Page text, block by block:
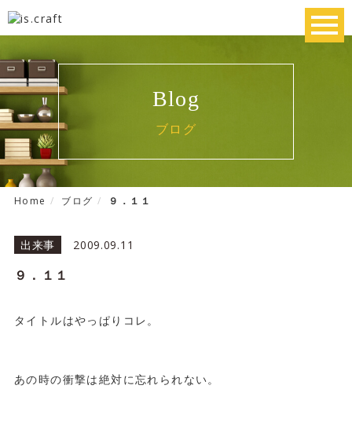
Blog
ブログ
Home ブログ ９．１１
出来事 2009.09.11
９．１１
タイトルはやっぱりコレ。
あの時の衝撃は絶対に忘れられない。